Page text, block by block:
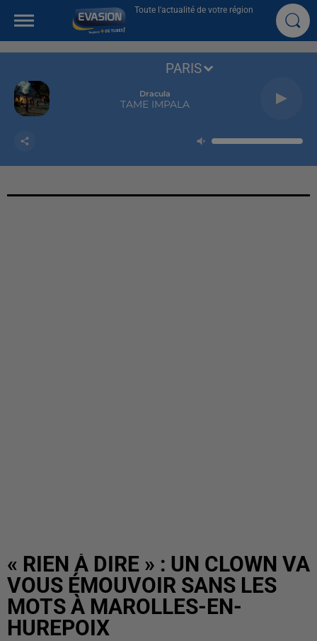
Toute l'actualité de votre région
Dracula
TAME IMPALA
PARIS
« RIEN À DIRE » : UN CLOWN VA
VOUS ÉMOUVOIR SANS LES
MOTS À MAROLLES-EN-
HUREPOIX